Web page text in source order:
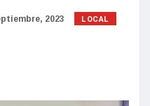
2023 LOCAL